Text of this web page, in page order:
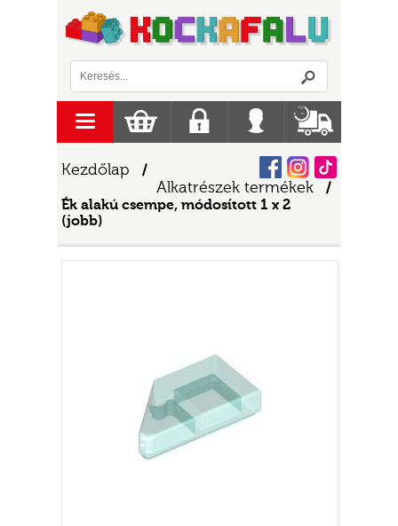
Kezdőlap /
Alkatrészek termékek
/
Ék alakú csempe, módosított 1 x 2
(jobb)